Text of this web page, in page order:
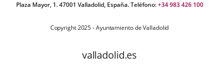
Plaza Mayor, 1. 47001 Valladolid, España. Teléfono:+34 983 426 100
Copyright 2025 - Ayuntamiento de Valladolid
valladolid.es